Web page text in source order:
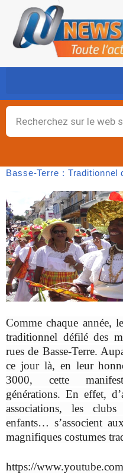
contenu
Rechercher
Basse-Terre : Traditionnel
Comme chaque année,
traditionnel défilé des
rues de Basse-Terre.
ce jour là, en leur
3000, cette
générations. En effet,
associations, les
enfants… s’associent
magnifiques costumes
https://